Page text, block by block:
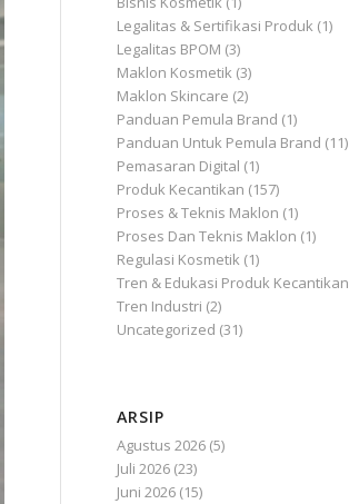
Legalitas & Sertifikasi Produk (1)
Legalitas BPOM (3)
Maklon Kosmetik (3)
Maklon Skincare (2)
Panduan Pemula Brand (1)
Panduan Untuk Pemula Brand (11)
Pemasaran Digital (1)
Produk Kecantikan (157)
Proses & Teknis Maklon (1)
Proses Dan Teknis Maklon (1)
Regulasi Kosmetik (1)
Tren & Edukasi Produk Kecantikan
Tren Industri (2)
Uncategorized (31)
ARSIP
Agustus 2026 (5)
Juli 2026 (23)
Juni 2026 (15)